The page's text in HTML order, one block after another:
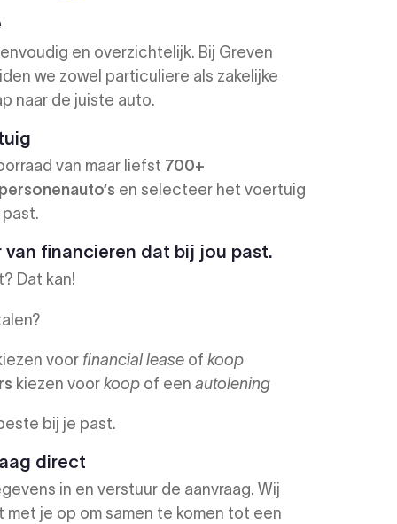
en overzichtelijk. Bij Greven
we zowel particuliere als zakelijke
naar de juiste auto.
van maar liefst 700+
en selecteer het voertuig
van financieren dat bij jou past.
Dat kan!
voor financial leaseof koop
kiezen voor koopof een autolening
bij je past.
direct
in en verstuur de aanvraag. Wij
je op om samen te komen tot een